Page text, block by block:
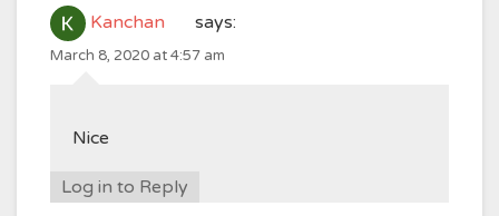
Kanchan says:
March 8, 2020 at 4:57 am
Nice
Log in to Reply